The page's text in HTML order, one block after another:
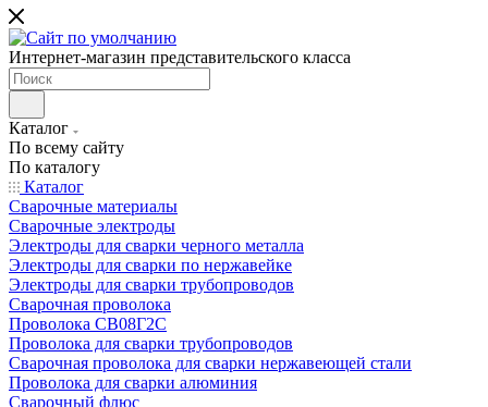
Интернет-магазин представительского класса
Каталог
По всему сайту
По каталогу
Каталог
Сварочные материалы
Сварочные электроды
Электроды для сварки черного металла
Электроды для сварки по нержавейке
Электроды для сварки трубопроводов
Сварочная проволока
Проволока СВ08Г2С
Проволока для сварки трубопроводов
Сварочная проволока для сварки нержавеющей стали
Проволока для сварки алюминия
Сварочный флюс